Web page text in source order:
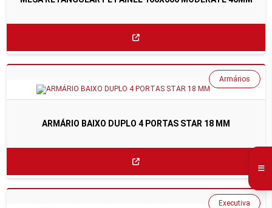
ARMÁRIO BAIXO DUPLO 4 PORTAS STAR 18 MM
Armários
Executiva